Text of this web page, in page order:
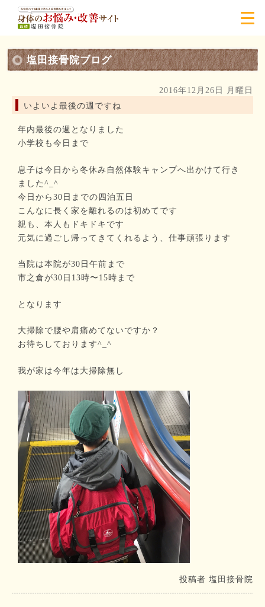
塩田接骨院ブログ
2016年12月26日 月曜日
いよいよ最後の週ですね
年内最後の週となりました
小学校も今日まで
息子は今日から冬休み自然体験キャンプへ出かけて行き
ました^_^
今日から30日までの四泊五日
こんなに長く家を離れるのは初めてです
親も、本人もドキドキです
元気に過ごし帰ってきてくれるよう、仕事頑張ります
当院は本院が30日午前まで
市之倉が30日13時〜15時まで
となります
大掃除で腰や肩痛めてないですか？
お待ちしております^_^
我が家は今年は大掃除無し
投稿者 塩田接骨院